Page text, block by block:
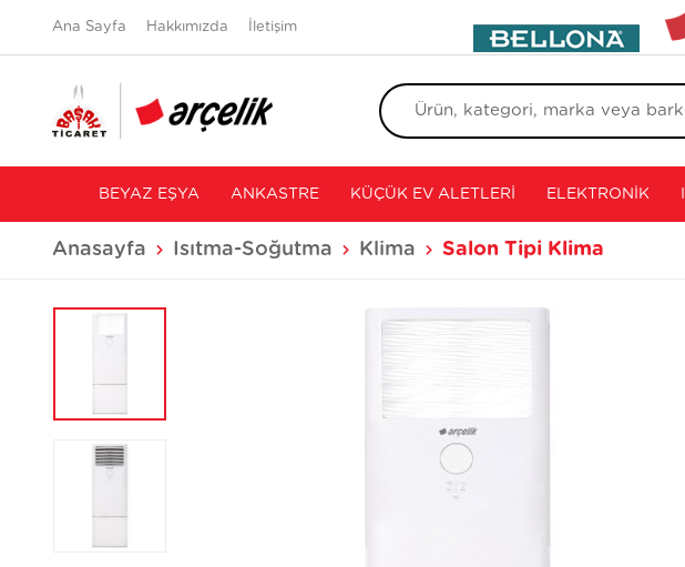
Ana Sayfa Hakkımızda İletişim
BEYAZ EŞYA ANKASTRE KÜÇÜK EV ALETLERI ELEKTRONIK
Anasayfa Isıtma-Soğutma Klima Salon Tipi Klima